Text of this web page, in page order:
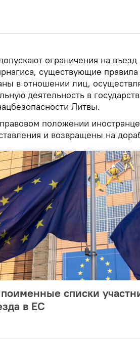
ограничения на въезд
существующие правила
в отношении лиц,
деятельность в
Литвы.
положении
и возвращены на
поименные списки
в ЕС